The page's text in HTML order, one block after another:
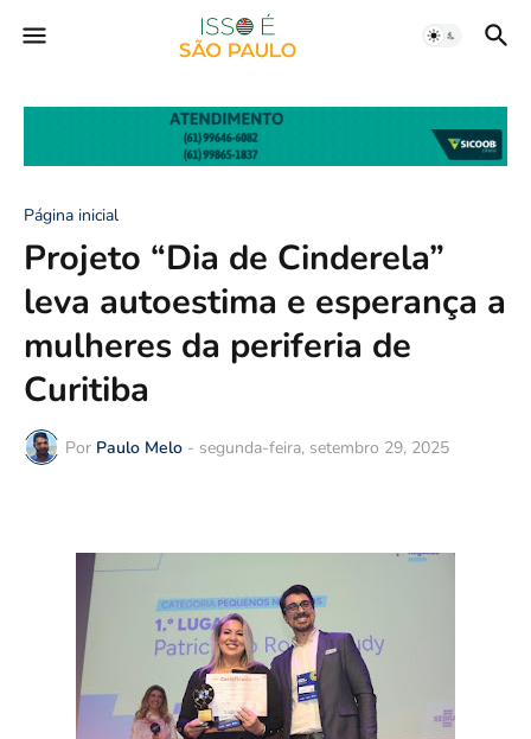
Página inicial
Projeto “Dia de Cinderela”
leva autoestima e esperança a
mulheres da periferia de
Curitiba
Por Paulo Melo - segunda-feira, setembro 29, 2025